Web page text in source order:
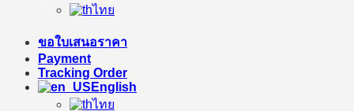
ไทย
ขอใบเสนอราคา
Payment
Tracking Order
English
ไทย